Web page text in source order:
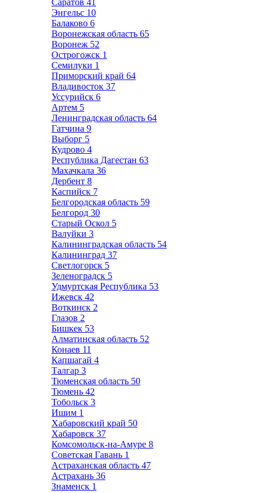
Саратов 41
Энгельс 10
Балаково 6
Воронежская область 65
Воронеж 52
Острогожск 1
Семилуки 1
Приморский край 64
Владивосток 37
Уссурийск 6
Артем 5
Ленинградская область 64
Гатчина 9
Выборг 5
Кудрово 4
Республика Дагестан 63
Махачкала 36
Дербент 8
Каспийск 7
Белгородская область 59
Белгород 30
Старый Оскол 5
Валуйки 3
Калининградская область 54
Калининград 37
Светлогорск 5
Зеленоградск 5
Удмуртская Республика 53
Ижевск 42
Воткинск 2
Глазов 2
Бишкек 53
Алматинская область 52
Конаев 11
Капшагай 4
Талгар 3
Тюменская область 50
Тюмень 42
Тобольск 3
Ишим 1
Хабаровский край 50
Хабаровск 37
Комсомольск-на-Амуре 8
Советская Гавань 1
Астраханская область 47
Астрахань 36
Знаменск 1